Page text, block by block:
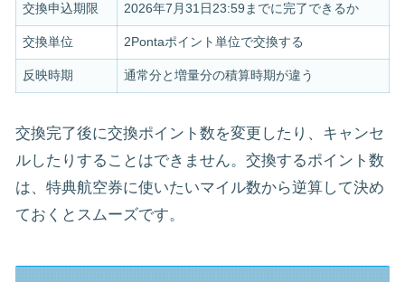
交換申込期限 2026年7月31日23:59までに完了できるか
交換単位 2Pontaポイント単位で交換する
反映時期 通常分と増量分の積算時期が違う
交換完了後に交換ポイント数を変更したり、キャンセ
ルしたりすることはできません。交換するポイント数
は、特典航空券に使いたいマイル数から逆算して決め
ておくとスムーズです。